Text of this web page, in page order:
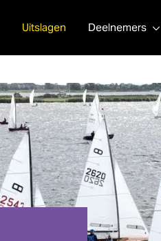
Uitslagen Deelnemers